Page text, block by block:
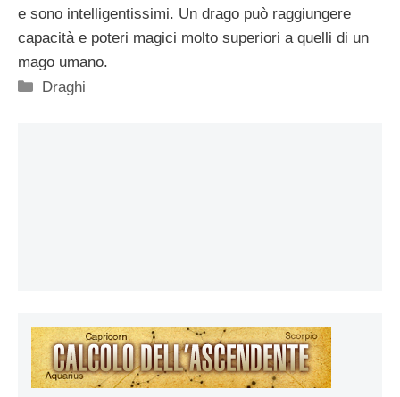
e sono intelligentissimi. Un drago può raggiungere
capacità e poteri magici molto superiori a quelli di un
mago umano.
Categorie
Draghi